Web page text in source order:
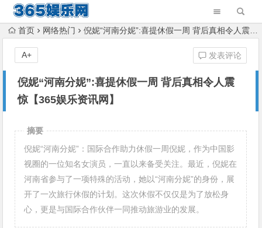
首页 网络热门 倪妮“河南分妮”:喜提休假一周 背后真相令人震惊【365娱乐资讯网】
倪妮“河南分妮”:喜提休假一周 背后真相令人震
惊【365娱乐资讯网】
发表评论
A+
摘要
倪妮“河南分妮”：国际合作助力休假一周倪妮，作为中国影
视圈的一位知名女演员，一直以来备受关注。最近，倪妮在
河南省参与了一项特殊的活动，她以“河南分妮”的身份，展
开了一次旅行休假的计划。这次休假不仅仅是为了放松身
心，更是与国际合作伙伴一同推动旅游业的发展。